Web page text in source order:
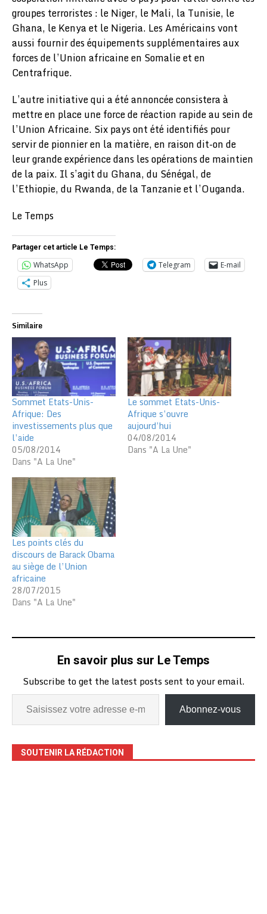
groupes terroristes : le Niger, le Mali, la Tunisie, le
Ghana, le Kenya et le Nigeria. Les Américains vont
aussi fournir des équipements supplémentaires aux
forces de l’Union africaine en Somalie et en
Centrafrique.
L’autre initiative qui a été annoncée consistera à
mettre en place une force de réaction rapide au sein de
l’Union Africaine. Six pays ont été identifiés pour
servir de pionnier en la matière, en raison dit-on de
leur grande expérience dans les opérations de maintien
de la paix. Il s’agit du Ghana, du Sénégal, de
l’Ethiopie, du Rwanda, de la Tanzanie et l’Ouganda.
Le Temps
Partager cet article Le Temps:
WhatsApp Telegram
E-mail
Plus
Similaire
Sommet Etats-Unis-
Afrique: Des
investissements plus que
l’aide
05/08/2014
Dans "A La Une"
Le sommet Etats-Unis-
Afrique s’ouvre
aujourd’hui
04/08/2014
Dans "A La Une"
Les points clés du
discours de Barack Obama
au siège de l’Union
africaine
28/07/2015
Dans "A La Une"
En savoir plus sur Le Temps
Subscribe to get the latest posts sent to your email.
Abonnez-vous
SOUTENIR LA RÉDACTION